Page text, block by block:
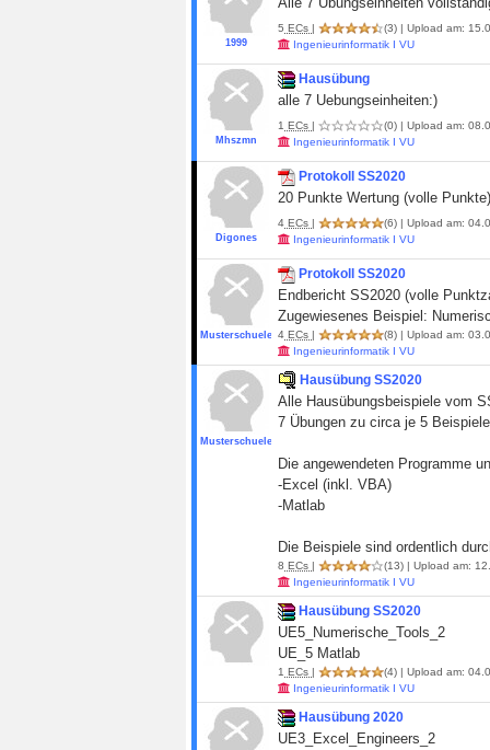
1999
5 ECs | (3) | Upload am:
Ingenieurinformatik I VU
Mhszmn
Hausübung
alle 7 Uebungseinheiten:)
1 ECs | (0) | Upload am:
Ingenieurinformatik I VU
Digones
Protokoll SS2020
20 Punkte Wertung (volle
4 ECs | (6) | Upload am:
Ingenieurinformatik I VU
Musterschueler19
Protokoll SS2020
Endbericht SS2020 (volle
Zugewiesenes Beispiel:
4 ECs | (8) | Upload am:
Ingenieurinformatik I VU
Musterschueler19
Hausübung SS2020
Alle Hausübungsbeispiele vom
7 Übungen zu circa je 5
Die angewendeten Programme
-Excel (inkl. VBA)
-Matlab
Die Beispiele sind ordentlich
8 ECs | (13) | Upload am:
Ingenieurinformatik I VU
Hausübung SS2020
UE5_Numerische_Tools_2
UE_5 Matlab
1 ECs | (4) | Upload am:
Ingenieurinformatik I VU
Hausübung 2020
UE3_Excel_Engineers_2